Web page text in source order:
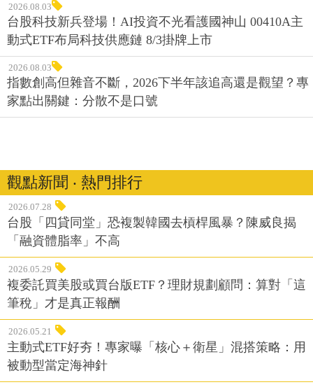
2026.08.03
台股科技新兵登場！AI投資不光看護國神山 00410A主
動式ETF布局科技供應鏈 8/3掛牌上市
2026.08.03
指數創高但雜音不斷，2026下半年該追高還是觀望？專
家點出關鍵：分散不是口號
觀點新聞 ‧ 熱門排行
2026.07.28
台股「四貸同堂」恐複製韓國去槓桿風暴？陳威良揭
「融資體脂率」不高
2026.05.29
複委託買美股或買台版ETF？理財規劃顧問：算對「這
筆稅」才是真正報酬
2026.05.21
主動式ETF好夯！專家曝「核心＋衛星」混搭策略：用
被動型當定海神針